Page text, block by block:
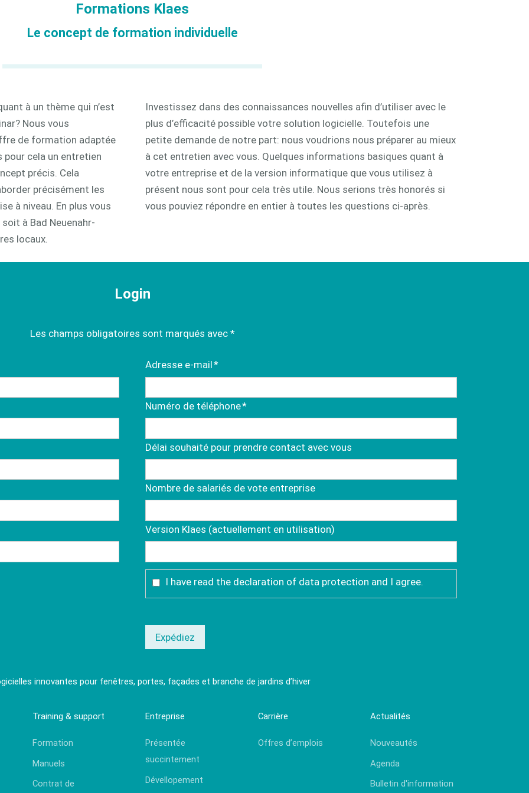
Formations Klaes
Le concept de formation individuelle
à un thème qui n’est
Nous vous
de formation adaptée
pour cela un entretien
précis. Cela
précisément les
à niveau. En plus vous
à Bad Neuenahr-
locaux.
Investissez dans des connaissances nouvelles afin d’utiliser avec le
plus d’efficacité possible votre solution logicielle. Toutefois une
petite demande de notre part: nous voudrions nous préparer au mieux
à cet entretien avec vous. Quelques informations basiques quant à
votre entreprise et de la version informatique que vous utilisez à
présent nous sont pour cela très utile. Nous serions très honorés si
vous pouviez répondre en entier à toutes les questions ci-après.
Login
Les champs obligatoires sont marqués avec *
Champ
obligatoire
Adresse e-mail*
Champ
obligatoire
Numéro de téléphone*
Délai souhaité pour prendre contact avec vous
Nombre de salariés de vote entreprise
Version Klaes (actuellement en utilisation)
I have read the declaration of data protection and I agree.
Expédiez
innovantes pour fenêtres, portes, façades et branche de jardins d’hiver
Training & support
Formation
Manuels
Contrat de
Entreprise
Présentée
succintement
Dévellopement
Carrière
Offres d’emplois
Actualités
Nouveautés
Agenda
Bulletin d'information